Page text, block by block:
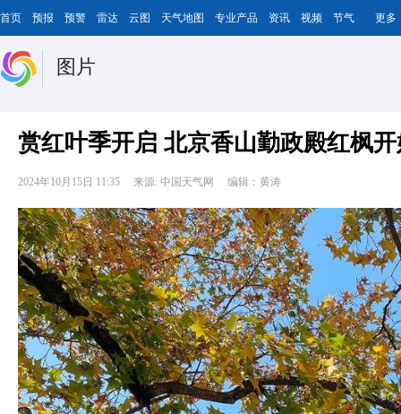
首页 预报 预警 雷达 云图 天气地图 专业产品 资讯 视频 节气 更多
图片
赏红叶季开启 北京香山勤政殿红枫
2024年10月15日 11:35 来源: 中国天气网 编辑：黄涛